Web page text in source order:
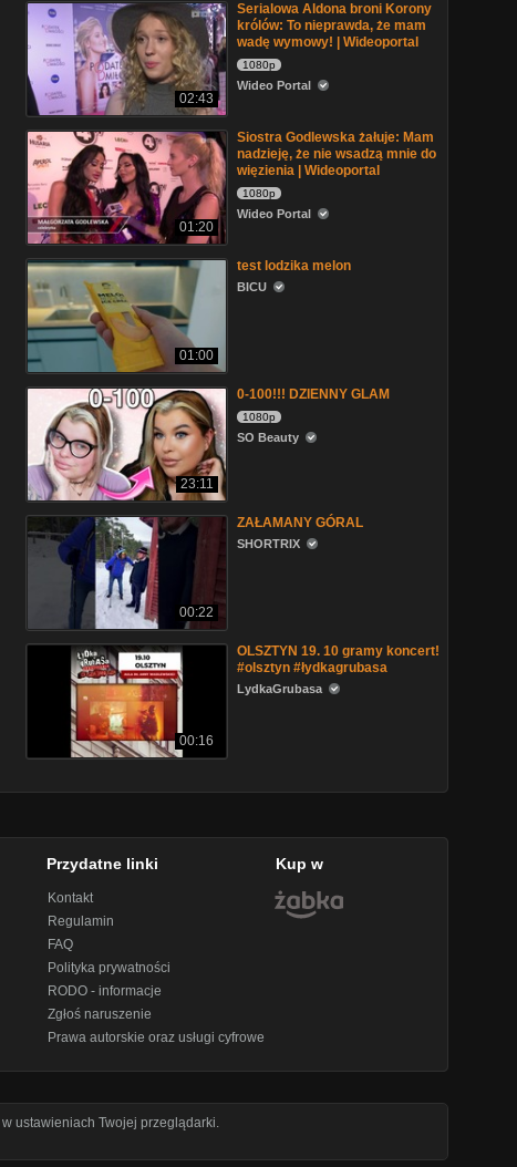
02:43
Serialowa Aldona broni Korony
królów: To nieprawda, że mam
wadę wymowy! | Wideoportal
1080p
Wideo Portal
01:20
Siostra Godlewska żałuje: Mam
nadzieję, że nie wsadzą mnie do
więzienia | Wideoportal
1080p
Wideo Portal
01:00
test lodzika melon
BICU
23:11
0-100!!! DZIENNY GLAM
1080p
SO Beauty
00:22
ZAŁAMANY GÓRAL
SHORTRIX
00:16
OLSZTYN 19. 10 gramy koncert!
#olsztyn #łydkagrubasa
LydkaGrubasa
Przydatne linki
Kontakt
Regulamin
FAQ
Polityka prywatności
RODO - informacje
Zgłoś naruszenie
Prawa autorskie oraz usługi cyfrowe
Kup w
ustawieniach Twojej przeglądarki.